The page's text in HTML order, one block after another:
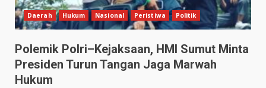
Daerah Hukum Nasional Peristiwa Politik
Polemik Polri–Kejaksaan, HMI Sumut Minta
Presiden Turun Tangan Jaga Marwah
Hukum